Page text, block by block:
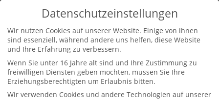
0170-2311441 info@petraschwarz.de
Petra Schwarz im
Datenschutzeinstellungen
Wir nutzen Cookies auf unserer Website. Einige von ihnen
sind essenziell, während andere uns helfen, diese Website
und Ihre Erfahrung zu verbessern.
Wenn Sie unter 16 Jahre alt sind und Ihre Zustimmung zu
freiwilligen Diensten geben möchten, müssen Sie Ihre
Erziehungsberechtigten um Erlaubnis bitten.
Wir verwenden Cookies und andere Technologien auf unserer